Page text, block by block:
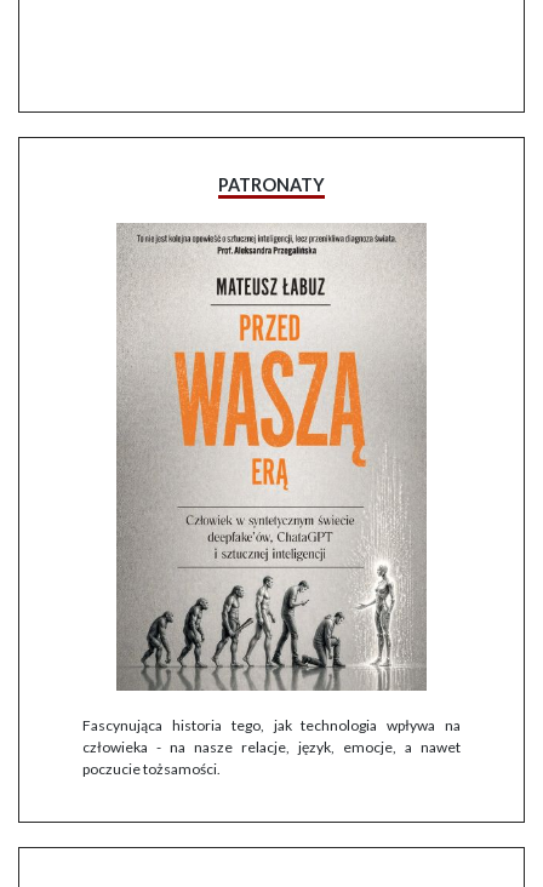
PATRONATY
Fascynująca historia tego, jak technologia wpływa na
człowieka - na nasze relacje, język, emocje, a nawet
poczucie tożsamości.